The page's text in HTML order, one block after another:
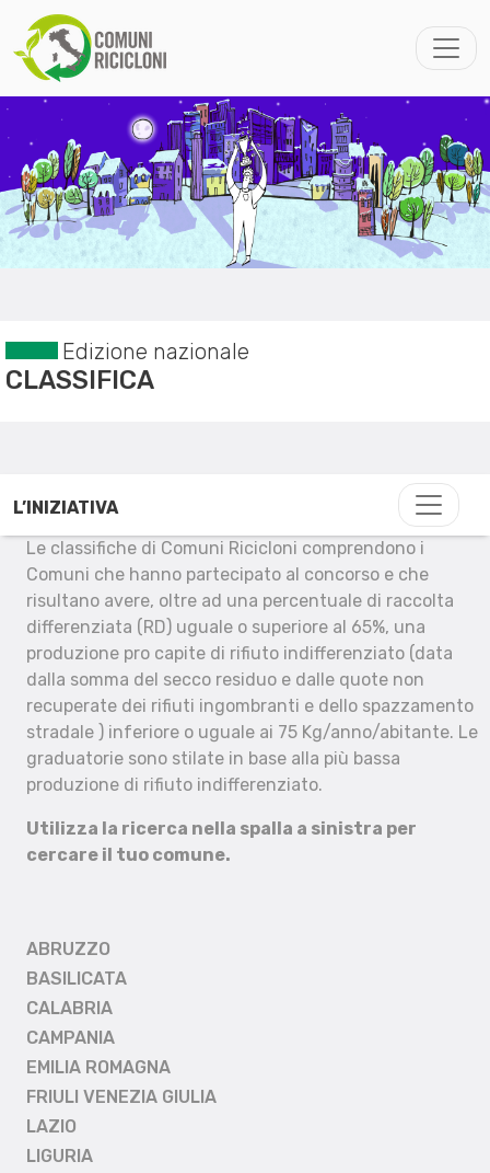
Edizione nazionale
CLASSIFICA
L’INIZIATIVA
Le classifiche di Comuni Ricicloni comprendono i
Comuni che hanno partecipato al concorso e che
risultano avere, oltre ad una percentuale di raccolta
differenziata (RD) uguale o superiore al 65%, una
produzione pro capite di rifiuto indifferenziato (data
dalla somma del secco residuo e dalle quote non
recuperate dei rifiuti ingombranti e dello spazzamento
stradale ) inferiore o uguale ai 75 Kg/anno/abitante. Le
graduatorie sono stilate in base alla più bassa
produzione di rifiuto indifferenziato.
Utilizza la ricerca nella spalla a sinistra per
cercare il tuo comune.
ABRUZZO
BASILICATA
CALABRIA
CAMPANIA
EMILIA ROMAGNA
FRIULI VENEZIA GIULIA
LAZIO
LIGURIA